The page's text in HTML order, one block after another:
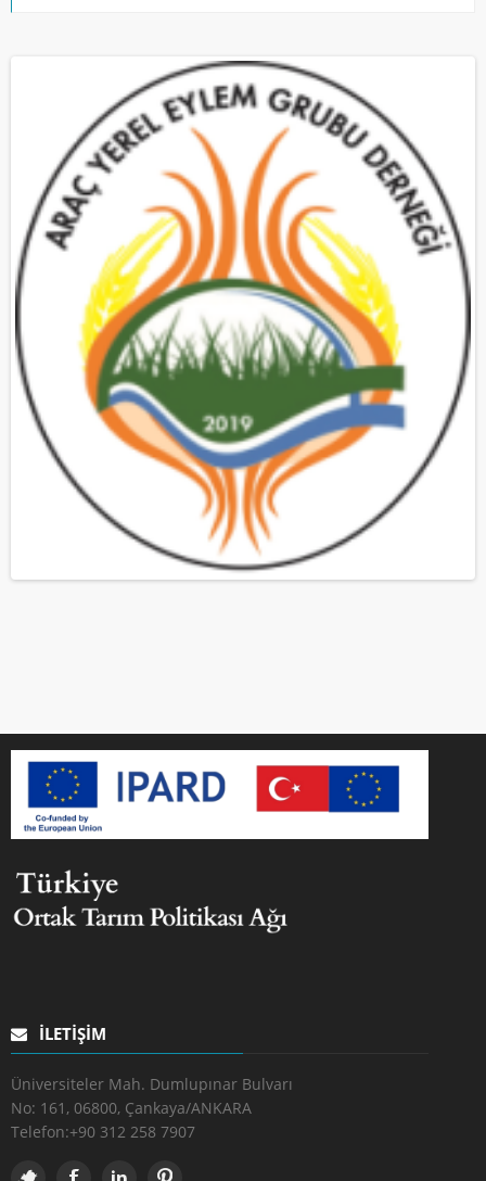
İLETIŞIM
Üniversiteler Mah. Dumlupınar Bulvarı
No: 161, 06800, Çankaya/ANKARA
Telefon:+90 312 258 7907